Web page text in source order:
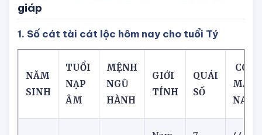
I. Con số may mắn hôm nay cho 12 con
giáp
1. Số cát tài cát lộc hôm nay cho tuổi Tý
NĂM
TUỔI
NẠP
ÂM
MỆNH
NGŨ
HÀNH
GIỚI
QUÁI
CON
MẮN
NAY